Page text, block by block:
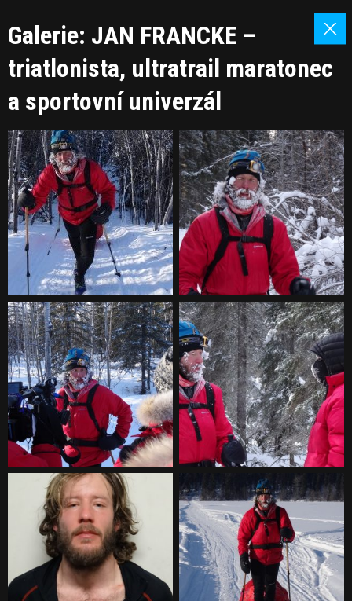
Galerie: JAN FRANCKE –
triatlonista, ultratrail maratonec
a sportovní univerzál